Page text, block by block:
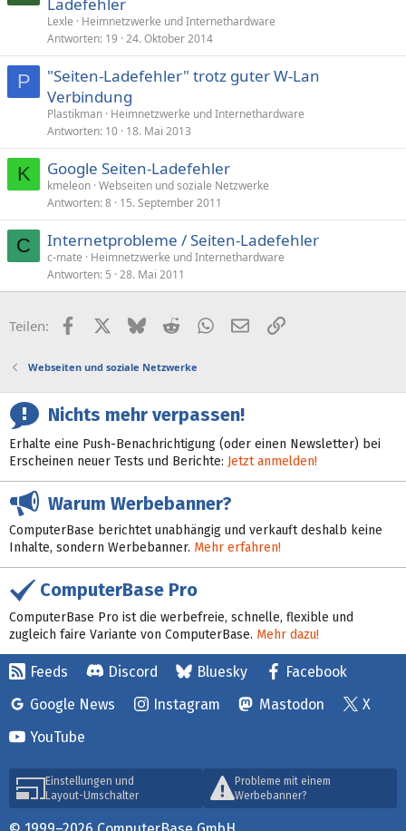
Lexle
Heimnetzwerke und Internethardware
Antworten 19 24. Oktober 2014
P
"Seiten-Ladefehler" trotz guter W-Lan
Verbindung
Plastikman Heimnetzwerke und Internethardware
Antworten 10 18. Mai 2013
K Google Seiten-Ladefehler
kmeleon Webseiten und soziale Netzwerke
Antworten 8 15. September 2011
C Internetprobleme / Seiten-Ladefehler
c-mate
Heimnetzwerke und Internethardware
Antworten 5 28. Mai 2011
Teilen: FacebookX (Twitter)
BlueskyRedditWhatsApp
E-MailLink
Webseiten und soziale Netzwerke
Nichts mehr verpassen!
Erhalte eine Push-Benachrichtigung (oder einen Newsletter) bei
Erscheinen neuer Tests und Berichte: Jetzt anmelden!
Warum Werbebanner?
ComputerBase berichtet unabhängig und verkauft deshalb keine
Inhalte, sondern Werbebanner. Mehr erfahren!
ComputerBase Pro
ComputerBase Pro ist die werbefreie, schnelle, flexible und
zugleich faire Variante von ComputerBase. Mehr dazu!
Feeds Discord Bluesky
Facebook
Google News
Instagram Mastodon
X
YouTube
Einstellungen und
Layout-Umschalter
Probleme mit einem
Werbebanner?